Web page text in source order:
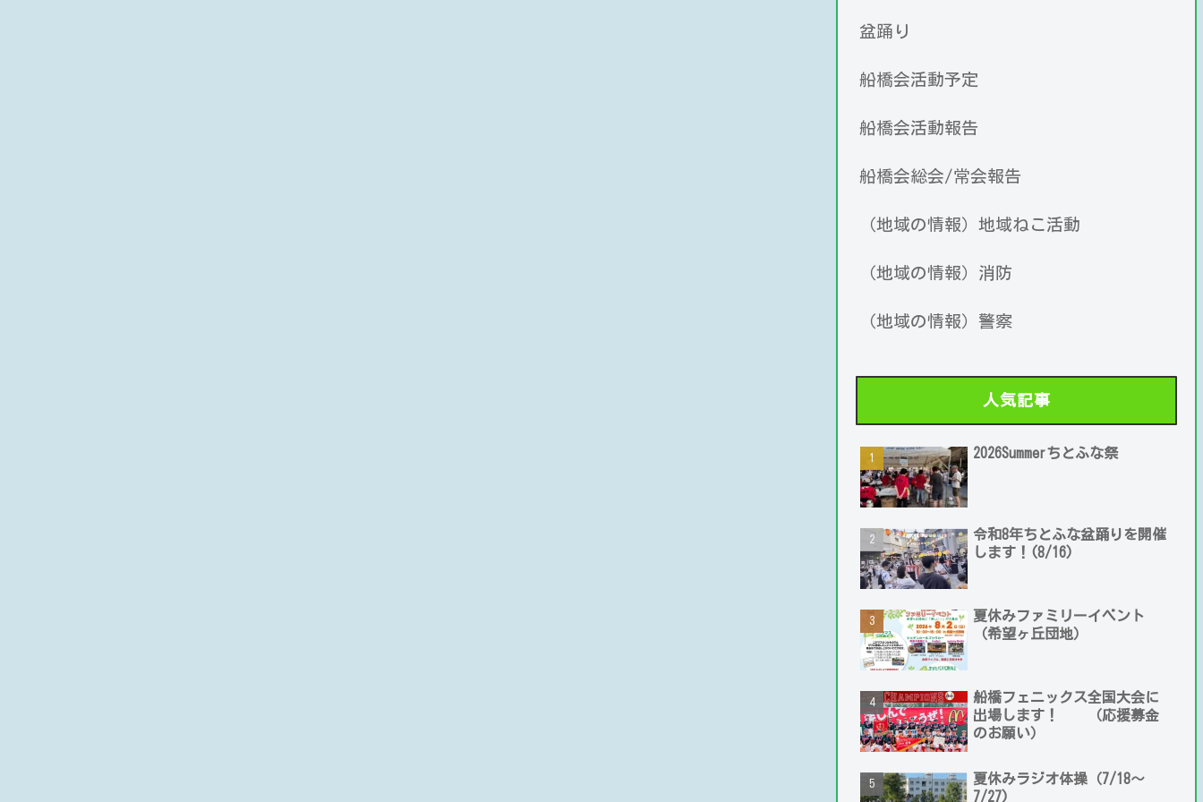
盆踊り
船橋会活動予定
船橋会活動報告
船橋会総会/常会報告
（地域の情報）地域ねこ活動
（地域の情報）消防
（地域の情報）警察
人気記事
2026Summerちとふな祭
令和8年ちとふな盆踊りを開催
します！(8/16)
夏休みファミリーイベント
（希望ヶ丘団地）
船橋フェニックス全国大会に
出場します！ （応援募金
のお願い）
夏休みラジオ体操（7/18～
7/27)